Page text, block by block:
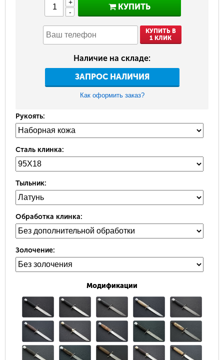
+
-
КУПИТЬ
КУПИТЬ В
1 КЛИК
Наличие на складе:
ЗАПРОС НАЛИЧИЯ
Как оформить заказ?
Рукоять:
Сталь клинка:
Тыльник:
Обработка клинка:
Золочение:
Модификации